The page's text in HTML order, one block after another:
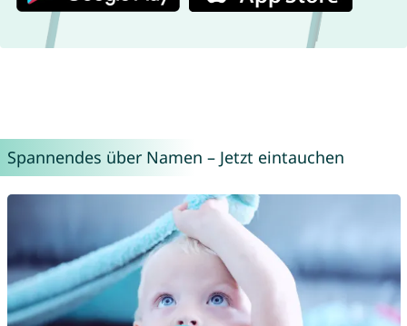
Spannendes über Namen – Jetzt eintauchen